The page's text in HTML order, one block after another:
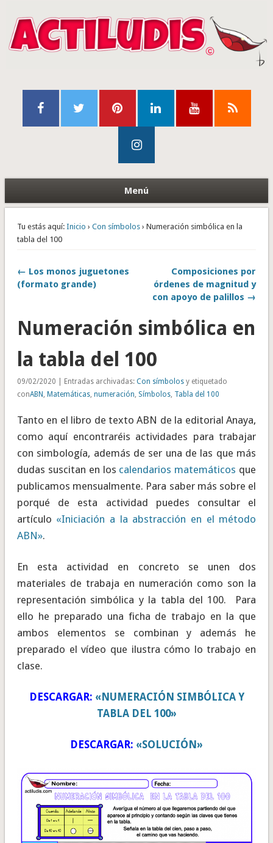
Menú
Tu estás aquí: Inicio › Con símbolos› Numeración simbólica en la
tabla del 100
← Los monos juguetones
(formato grande)
Composiciones por
órdenes de magnitud y
con apoyo de palillos →
Numeración simbólica en
la tabla del 100
09/02/2020 | Entradas archivadas: Con símbolosy etiquetado
conABN , Matemáticas, numeración, Símbolos, Tabla del 100
Tanto en el libro de texto ABN de la editorial Anaya,
como aquí encontraréis actividades para trabajar
con simbología, además de ser una de las que más
dudas suscitan en los calendarios matemáticos que
publicamos mensualmente. Para saber más sobre el
porqué de esta actividad puedes consultar el
artículo «Iniciación a la abstracción en el método
ABN».
En esta actividad en concreto se unen dos
materiales de trabaja en numeración como son la
representación simbólica y la tabla del 100. Para
ello he preparado una ficha de trabajo en la que
ambos elementos se combinan y además he
preparado el vídeo que ilustra cómo lo trabajo en
clase.
DESCARGAR: «NUMERACIÓN SIMBÓLICA Y
TABLA DEL 100»
DESCARGAR: «SOLUCIÓN»